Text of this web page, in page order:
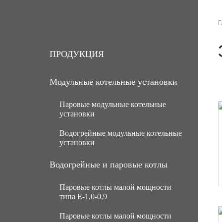
ПРОДУКЦИЯ
Модульные котельные установки
Паровые модульные котельные
установки
МКУ паровые угольные с ручной
подачей топлива
МКУ паровые угольные с
механической подачей топлива
Паровые газомазутные модульные
котельные установки
МКУ паровые мазутные (нефть)
Водогрейные модульные котельные
установки
МКУ водогрейные угольные с
ручной подачей топлива
МКУ водогрейные угольные с
механической подачей топлива
Водогрейные и паровые котлы
Паровые котлы малой мощности
типа Е-1,0-0,9
Паровые котлы малой мощности